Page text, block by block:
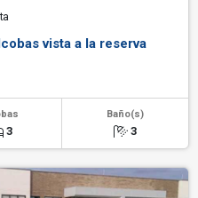
vista a la reserva
3
Baño(s)
3